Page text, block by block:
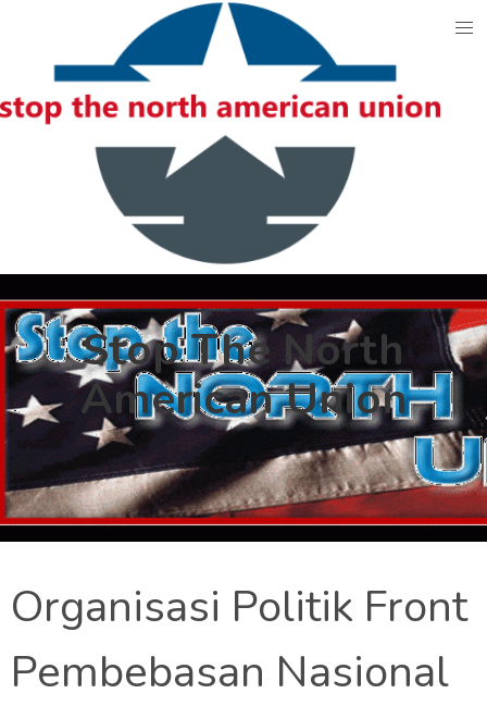
content
Stop The North
American Union
Organisasi Politik Front
Pembebasan Nasional